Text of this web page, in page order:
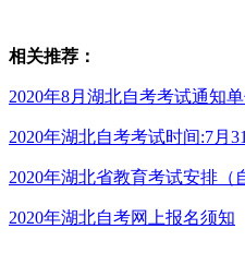
相关推荐：
2020年8月湖北自考考试通知
2020年湖北自考考试时间:7月
2020年湖北省教育考试安排（
2020年湖北自考网上报名须知